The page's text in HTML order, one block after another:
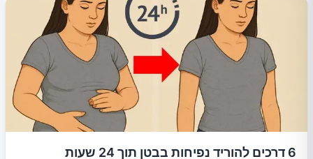
6 דרכים להוריד נפיחות בבטן תוך 24 שעות